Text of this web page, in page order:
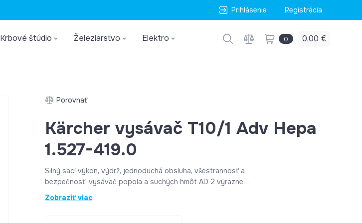
Prihlásenie Registrácia
Krbové štúdio Železiarstvo Elektro 0 0,00 €
Porovnať
Kärcher vysávač T10/1 Adv Hepa
1.527-419.0
Silný sací výkon, výdrž, jednoduchá obsluha, všestrannosť a
bezpečnosť: vysávač popola a suchých hmôt AD 2 výrazne
uľahčuje odstraňovanie popola. O rýchle a pohodlné
vyprázdňovanie nádoby na nečistoty bez kontaktu so špinou sa
Zobraziť viac